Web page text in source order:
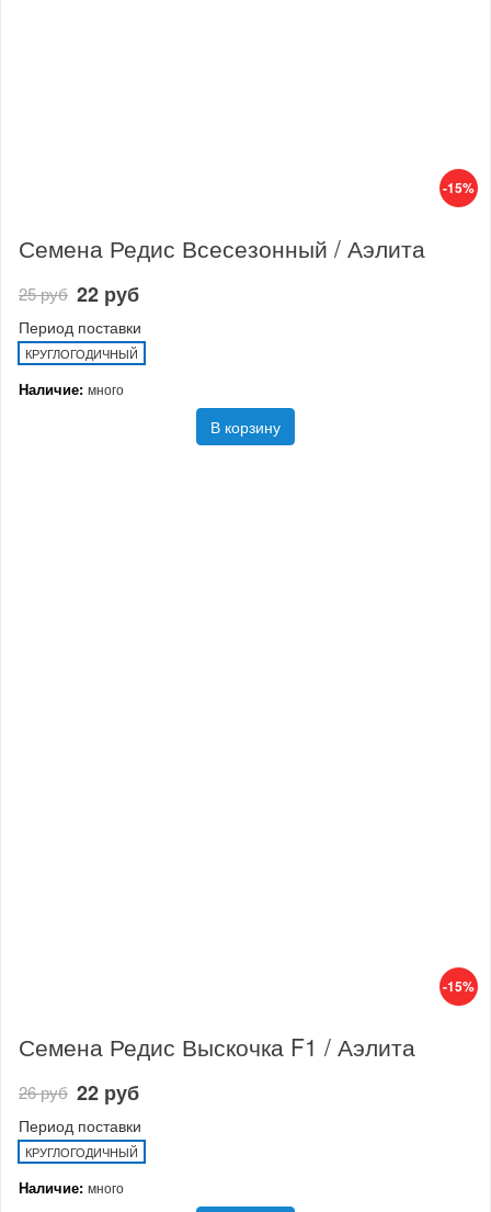
-15%
Семена Редис Всесезонный / Аэлита
25 руб 22 руб
Период поставки
КРУГЛОГОДИЧНЫЙ
Наличие: много
В корзину
-15%
Семена Редис Выскочка F1 / Аэлита
26 руб 22 руб
Период поставки
КРУГЛОГОДИЧНЫЙ
Наличие: много